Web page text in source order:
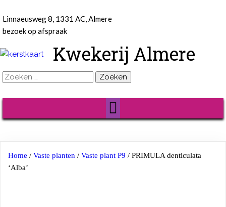
Linnaeusweg 8, 1331 AC, Almere
bezoek op afspraak
Kwekerij Almere
Zoeken
Home / Vaste planten / Vaste plant P9 / PRIMULA denticulata
‘Alba’